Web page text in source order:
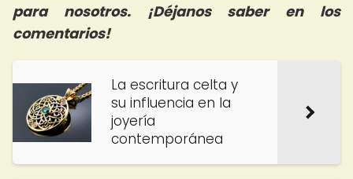
para nosotros. ¡Déjanos saber en los
comentarios!
La escritura celta y
su influencia en la
joyería
contemporánea